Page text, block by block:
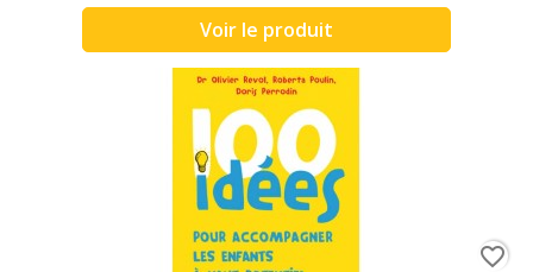
Voir le produit
favorite_border